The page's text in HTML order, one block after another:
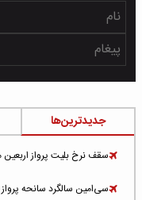
جدیدترین‌ها
سقف نرخ بلیت پرواز